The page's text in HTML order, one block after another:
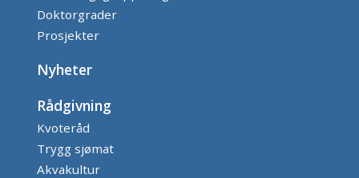
Doktorgrader
Prosjekter
Nyheter
Rådgivning
Kvoteråd
Trygg sjømat
Akvakultur